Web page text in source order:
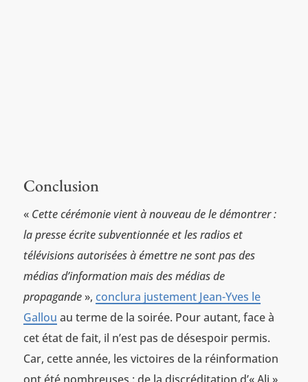
Conclusion
« Cette cérémonie vient à nouveau de le démontrer :
la presse écrite subventionnée et les radios et
télévisions autorisées à émettre ne sont pas des
médias d’information mais des médias de
propagande», conclura justement Jean-Yves le
Gallou au terme de la soirée. Pour autant, face à
cet état de fait, il n’est pas de désespoir permis.
Car, cette année, les victoires de la réinformation